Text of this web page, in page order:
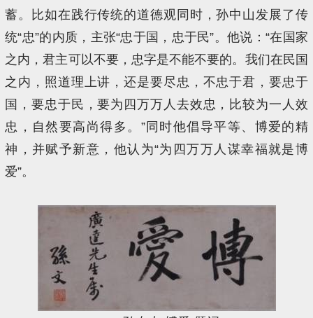
蓄。比如在践行传统的道德观同时，孙中山发展了传
统“忠”的内质，主张“忠于国，忠于民”。他说：“在国家
之内，君主可以不要，忠字是不能不要的。我们在民国
之内，照道理上讲，还是要尽忠，不忠于君，要忠于
国，要忠于民，要为四万万人去效忠，比较为一人效
忠，自然要高尚得多。”同时他倡导平等、博爱的精
神，并赋予新意，他认为“为四万万人谋幸福就是博
爱”。